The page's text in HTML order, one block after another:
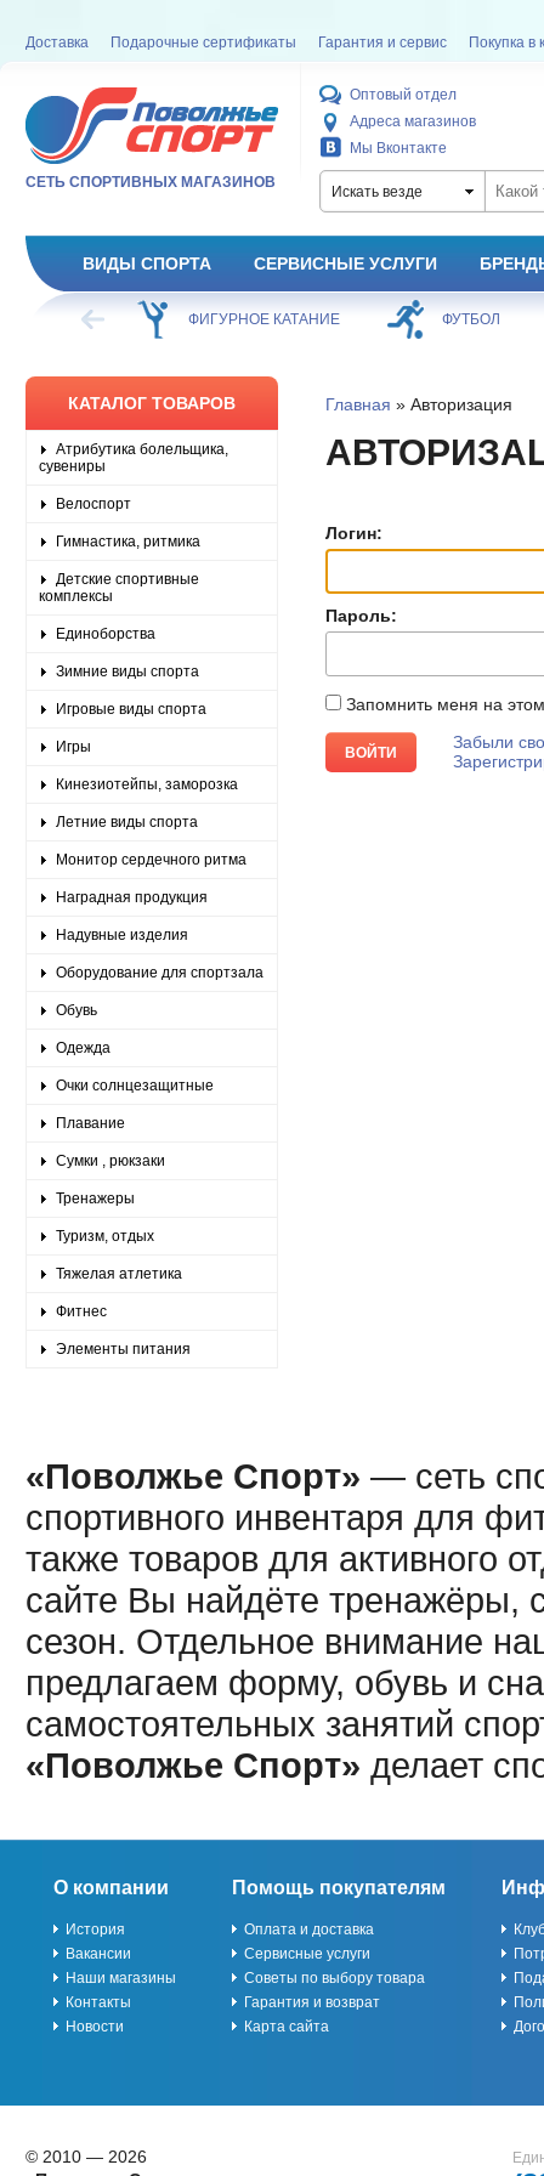
Доставка Подарочные сертификаты Гарантия и сервис Покупка в
СЕТЬ СПОРТИВНЫХ МАГАЗИНОВ
Оптовый отдел
Адреса магазинов
Мы Вконтакте
Искать везде
ВИДЫ СПОРТА СЕРВИСНЫЕ УСЛУГИ
ХОККЕЙ ФИГУРНОЕ КАТАНИЕ ФУТБОЛ
КАТАЛОГ ТОВАРОВ
Атрибутика болельщика,
сувениры
Велоспорт
Гимнастика, ритмика
Детские спортивные
комплексы
Единоборства
Зимние виды спорта
Игровые виды спорта
Игры
Кинезиотейпы, заморозка
Летние виды спорта
Монитор сердечного ритма
Наградная продукция
Надувные изделия
Оборудование для спортзала
Обувь
Одежда
Очки солнцезащитные
Плавание
Сумки , рюкзаки
Тренажеры
Туризм, отдых
Тяжелая атлетика
Фитнес
Элементы питания
Главная » Авторизация
Логин:
Пароль:
Запомнить меня на
Забыли
«Поволжье Спорт» — сеть
спортивного инвентаря для
также товаров для активного
сайте Вы найдёте тренажёры,
сезон. Отдельное внимание
предлагаем форму, обувь и
самостоятельных занятий
«Поволжье Спорт» делает
О компании
История
Вакансии
Наши магазины
Контакты
Новости
Помощь покупателям
Оплата и доставка
Сервисные услуги
Советы по выбору товара
Гарантия и возврат
Карта сайта
© 2010 — 2026